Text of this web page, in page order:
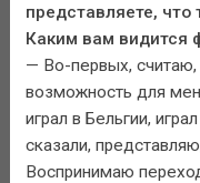
представляете, что
Каким вам видится
— Во-первых,
возможность для
играл в Бельгии,
сказали,
Воспринимаю